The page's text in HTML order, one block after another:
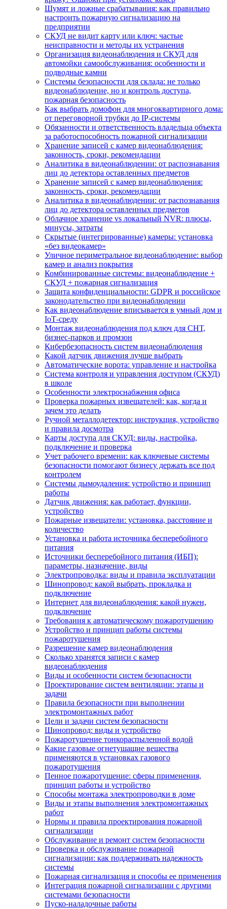
Шумят и ложные срабатывания: как правильно
настроить пожарную сигнализацию на
предприятии
СКУД не видит карту или ключ: частые
неисправности и методы их устранения
Организация видеонаблюдения и СКУД для
автомойки самообслуживания: особенности и
подводные камни
Системы безопасности для склада: не только
видеонаблюдение, но и контроль доступа,
пожарная безопасность
Как выбрать домофон для многоквартирного дома:
от переговорной трубки до IP-системы
Обязанности и ответственность владельца объекта
за работоспособность пожарной сигнализации
Хранение записей с камер видеонаблюдения:
законность, сроки, рекомендации
Аналитика в видеонаблюдении: от распознавания
лиц до детектора оставленных предметов
Хранение записей с камер видеонаблюдения:
законность, сроки, рекомендации
Аналитика в видеонаблюдении: от распознавания
лиц до детектора оставленных предметов
Облачное хранение vs локальный NVR: плюсы,
минусы, затраты
Скрытые (интегрированные) камеры: установка
«без видеокамер»
Уличное периметральное видеонаблюдение: выбор
камер и анализ покрытия
Комбинированные системы: видеонаблюдение +
СКУД + пожарная сигнализация
Защита конфиденциальности: GDPR и российское
законодательство при видеонаблюдении
Как видеонаблюдение вписывается в умный дом и
IoT‑среду
Монтаж видеонаблюдения под ключ для СНТ,
бизнес‑парков и промзон
Кибербезопасность систем видеонаблюдения
Какой датчик движения лучше выбрать
Автоматические ворота: управление и настройка
Система контроля и управления доступом (СКУД)
в школе
Особенности электроснабжения офиса
Проверка пожарных извещателей: как, когда и
зачем это делать
Ручной металлодетектор: инструкция, устройство
и правила досмотра
Карты доступа для СКУД: виды, настройка,
подключение и проверка
Учет рабочего времени: как ключевые системы
безопасности помогают бизнесу держать все под
контролем
Системы дымоудаления: устройство и принцип
работы
Датчик движения: как работает, функции,
устройство
Пожарные извещатели: установка, расстояние и
количество
Установка и работа источника бесперебойного
питания
Источники бесперебойного питания (ИБП):
параметры, назначение, виды
Электропроводка: виды и правила эксплуатации
Шинопровод: какой выбрать, прокладка и
подключение
Интернет для видеонаблюдения: какой нужен,
подключение
Требования к автоматическому пожаротушению
Устройство и принцип работы системы
пожаротушения
Разрешение камер видеонаблюдения
Сколько хранятся записи с камер
видеонаблюдения
Виды и особенности систем безопасности
Проектирование систем вентиляции: этапы и
задачи
Правила безопасности при выполнении
электромонтажных работ
Цели и задачи систем безопасности
Шинопровод: виды и устройство
Пожаротушение тонкораспыленной водой
Какие газовые огнетушащие вещества
применяются в установках газового
пожаротушения
Пенное пожаротушение: сферы применения,
принцип работы и устройство
Способы монтажа электропроводки в доме
Виды и этапы выполнения электромонтажных
работ
Нормы и правила проектирования пожарной
сигнализации
Обслуживание и ремонт систем безопасности
Проверка и обслуживание пожарной
сигнализации: как поддерживать надежность
системы
Пожарная сигнализация и способы ее применения
Интеграция пожарной сигнализации с другими
системами безопасности
Пуско-наладочные работы